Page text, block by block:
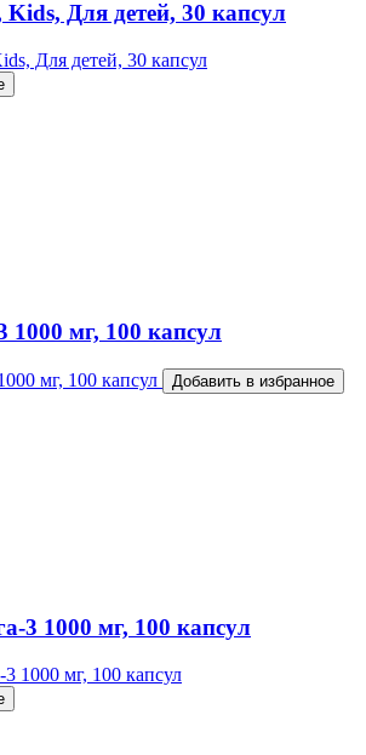
Для детей, 30 капсул
мг, 100 капсул
Добавить в избранное
3 1000 мг, 100 капсул